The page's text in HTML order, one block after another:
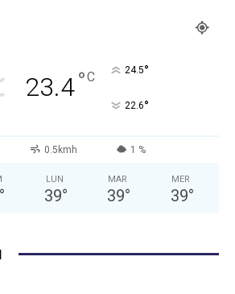
23.4°C 24.5°
22.6°
0.5kmh 1 %
LUN
39°
MAR
39°
MER
39°